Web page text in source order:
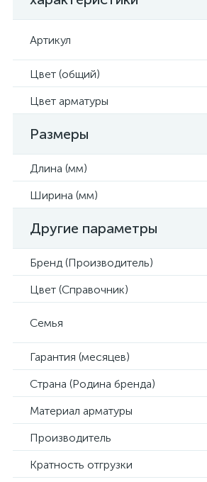
Артикул
Цвет (общий)
Цвет арматуры
Размеры
Длина (мм)
Ширина (мм)
Другие параметры
Бренд (Производитель)
Цвет (Справочник)
Семья
Гарантия (месяцев)
Страна (Родина бренда)
Материал арматуры
Производитель
Кратность отгрузки